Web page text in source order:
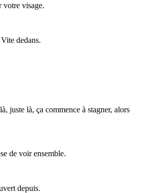
votre visage.
dedans.
juste là, ça commence à stagner, alors
de voir ensemble.
depuis.